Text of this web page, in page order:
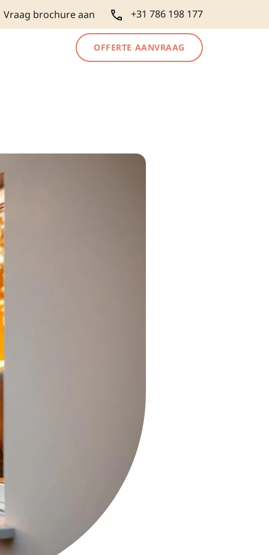
Vraag brochure aan +31 786 198 177
OFFERTE AANVRAAG